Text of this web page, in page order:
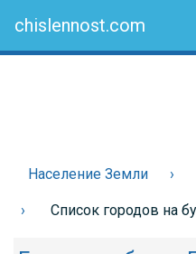
chislennost.com
Население Земли
Список городов на